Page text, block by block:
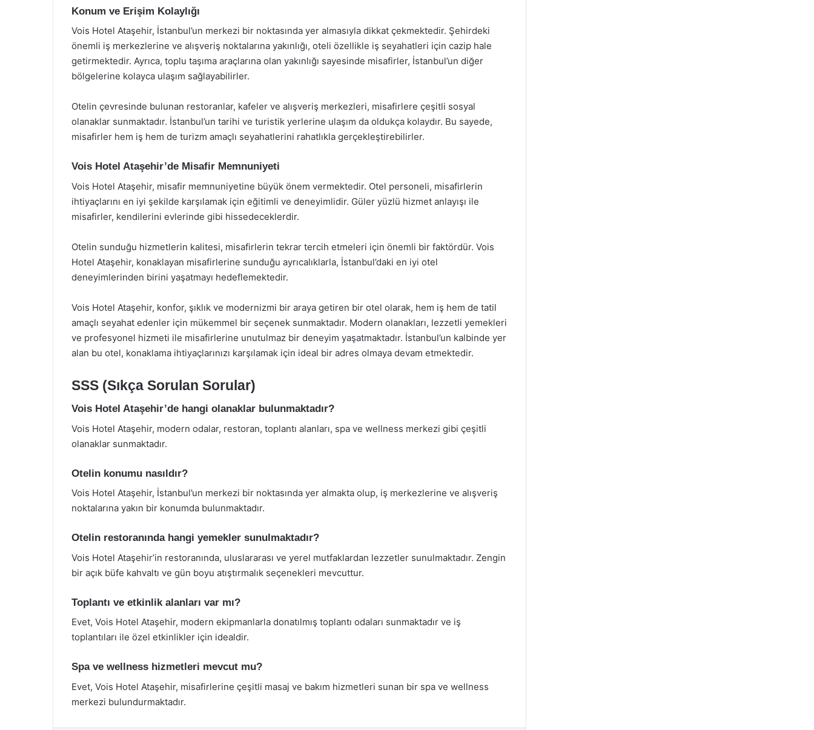
Konum ve Erişim Kolaylığı
Vois Hotel Ataşehir, İstanbul’un merkezi bir noktasında yer almasıyla dikkat çekmektedir. Şehirdeki
önemli iş merkezlerine ve alışveriş noktalarına yakınlığı, oteli özellikle iş seyahatleri için cazip hale
getirmektedir. Ayrıca, toplu taşıma araçlarına olan yakınlığı sayesinde misafirler, İstanbul’un diğer
bölgelerine kolayca ulaşım sağlayabilirler.
Otelin çevresinde bulunan restoranlar, kafeler ve alışveriş merkezleri, misafirlere çeşitli sosyal
olanaklar sunmaktadır. İstanbul’un tarihi ve turistik yerlerine ulaşım da oldukça kolaydır. Bu sayede,
misafirler hem iş hem de turizm amaçlı seyahatlerini rahatlıkla gerçekleştirebilirler.
Vois Hotel Ataşehir’de Misafir Memnuniyeti
Vois Hotel Ataşehir, misafir memnuniyetine büyük önem vermektedir. Otel personeli, misafirlerin
ihtiyaçlarını en iyi şekilde karşılamak için eğitimli ve deneyimlidir. Güler yüzlü hizmet anlayışı ile
misafirler, kendilerini evlerinde gibi hissedeceklerdir.
Otelin sunduğu hizmetlerin kalitesi, misafirlerin tekrar tercih etmeleri için önemli bir faktördür. Vois
Hotel Ataşehir, konaklayan misafirlerine sunduğu ayrıcalıklarla, İstanbul’daki en iyi otel
deneyimlerinden birini yaşatmayı hedeflemektedir.
Vois Hotel Ataşehir, konfor, şıklık ve modernizmi bir araya getiren bir otel olarak, hem iş hem de tatil
amaçlı seyahat edenler için mükemmel bir seçenek sunmaktadır. Modern olanakları, lezzetli yemekleri
ve profesyonel hizmeti ile misafirlerine unutulmaz bir deneyim yaşatmaktadır. İstanbul’un kalbinde yer
alan bu otel, konaklama ihtiyaçlarınızı karşılamak için ideal bir adres olmaya devam etmektedir.
SSS (Sıkça Sorulan Sorular)
Vois Hotel Ataşehir’de hangi olanaklar bulunmaktadır?
Vois Hotel Ataşehir, modern odalar, restoran, toplantı alanları, spa ve wellness merkezi gibi çeşitli
olanaklar sunmaktadır.
Otelin konumu nasıldır?
Vois Hotel Ataşehir, İstanbul’un merkezi bir noktasında yer almakta olup, iş merkezlerine ve alışveriş
noktalarına yakın bir konumda bulunmaktadır.
Otelin restoranında hangi yemekler sunulmaktadır?
Vois Hotel Ataşehir’in restoranında, uluslararası ve yerel mutfaklardan lezzetler sunulmaktadır. Zengin
bir açık büfe kahvaltı ve gün boyu atıştırmalık seçenekleri mevcuttur.
Toplantı ve etkinlik alanları var mı?
Evet, Vois Hotel Ataşehir, modern ekipmanlarla donatılmış toplantı odaları sunmaktadır ve iş
toplantıları ile özel etkinlikler için idealdir.
Spa ve wellness hizmetleri mevcut mu?
Evet, Vois Hotel Ataşehir, misafirlerine çeşitli masaj ve bakım hizmetleri sunan bir spa ve wellness
merkezi bulundurmaktadır.